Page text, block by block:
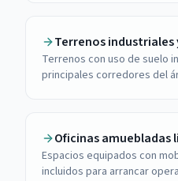
Terrenos
Terrenos con uso de suelo
principales corredores del
Oficinas amuebladas
Espacios equipados con
incluidos para arrancar